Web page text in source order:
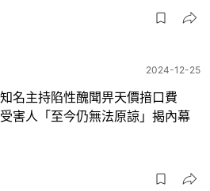
2024-12-25
知名主持陷性醜聞畀天價揞口費
受害人「至今仍無法原諒」揭內幕